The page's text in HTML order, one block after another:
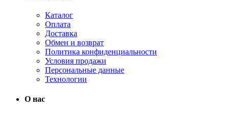
Каталог
Оплата
Доставка
Обмен и возврат
Политика конфиденциальности
Условия продажи
Персональные данные
Технологии
О нас